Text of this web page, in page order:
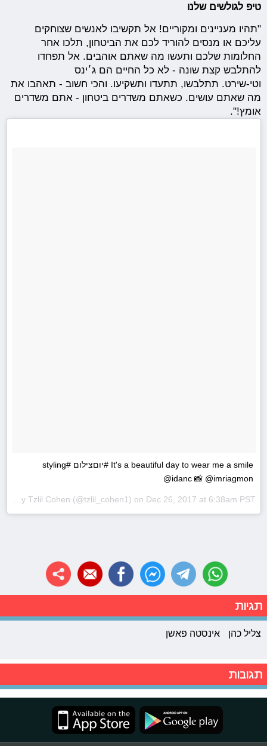
טיפ לגולשים שלנו
"תהיו מעניינים ומקוריים! אל תקשיבו לאנשים שצוחקים
עליכם או מנסים להוריד לכם את הביטחון, תלכו אחר
החלומות שלכם ותעשו מה שאתם אוהבים. אל תפחדו
להתלבש קצת שונה - לא כל החיים הם ג׳ינס
וטי-שירט. תתלבשו, תתעדו ותשקיעו. והכי חשוב - תאהבו את
מה שאתם עושים. כשאתם משדרים ביטחון - אתם משדרים
אומץ!".
It's a beautiful day to wear me a smile #יוםצילום #styling
@idanc 📸 @imriagmon
Tzlil Cohen (@tzlil_cohen1) on Dec 26, 2017 at 6:38am PST
תגיות
צליל כהן אינסטה פאשן
תגובות